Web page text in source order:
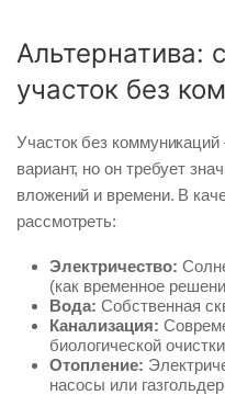
Альтернатива:
участок без
Участок без
вариант, но он требует
вложений и времени. В
рассмотреть:
Электричество:
(как временное
Вода: Собственная
Канализация:
биологической
Отопление:
насосы или